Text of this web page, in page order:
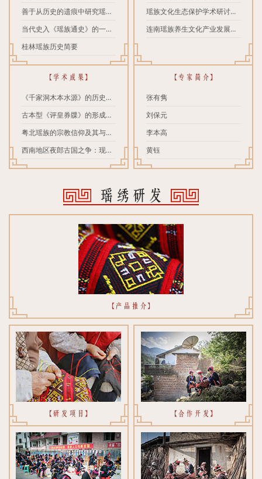
个案分析
善于从历史的遗痕中研究瑶族
文化
当代史入《瑶族通史》的一些
思考
桂林瑶族历史简要
国连南瑶族博物馆(广东瑶族博
物馆)胜利召开
瑶族文化生态保护学术研讨在
广西富川瑶族自治县召开
连南瑶族养生文化产业发展宣
【学术成果】
《千家洞木本水源》的历史真
相
古本型《评皇券牒》的形成和
内容考辨————兼与《瑶族
通史》①奉恒高主编商榷
粤北瑶族的宗教信仰及其与道
教的关系
西南地区夜郎古国之争：现有
资料难下定论
【专家简介】
张有隽
刘保元
李本高
黄钰
瑶绣研发
【产品推介】
【研发项目】 【合作开发】